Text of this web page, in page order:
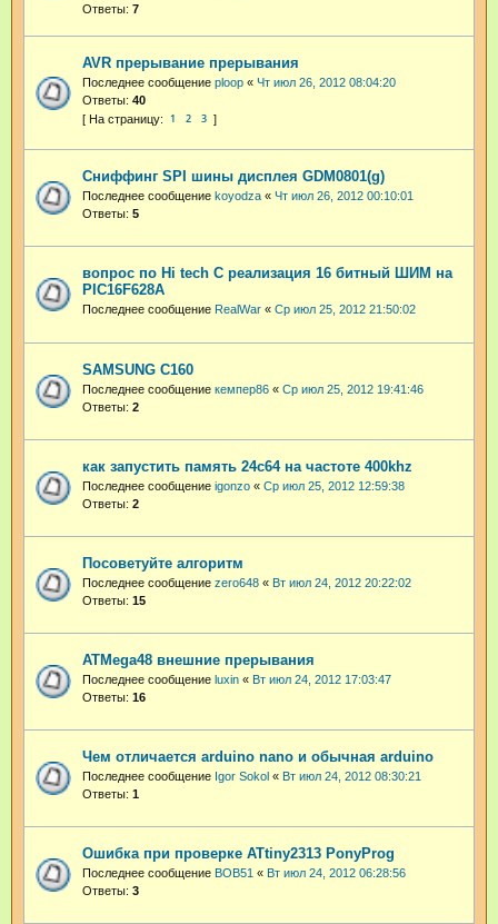
Ответы: 7
AVR прерывание прерывания
Последнее сообщение ploop « Чт июл 26, 2012 08:04:20
Ответы: 40
1 2 3
Сниффинг SPI шины дисплея GDM0801(g)
Последнее сообщение koyodza « Чт июл 26, 2012 00:10:01
Ответы: 5
вопрос по Hi tech С реализация 16 битный ШИМ на
PIC16F628A
Последнее сообщение RealWar « Ср июл 25, 2012 21:50:02
SAMSUNG C160
Последнее сообщение кемпер86 « Ср июл 25, 2012 19:41:46
Ответы: 2
как запустить память 24с64 на частоте 400khz
Последнее сообщение igonzo « Ср июл 25, 2012 12:59:38
Ответы: 2
Посоветуйте алгоритм
Последнее сообщение zero648 « Вт июл 24, 2012 20:22:02
Ответы: 15
ATMega48 внешние прерывания
Последнее сообщение luxin « Вт июл 24, 2012 17:03:47
Ответы: 16
Чем отличается arduino nano и обычная arduino
Последнее сообщение Igor Sokol « Вт июл 24, 2012 08:30:21
Ответы: 1
Ошибка при проверке ATtiny2313 PonyProg
Последнее сообщение BOB51 « Вт июл 24, 2012 06:28:56
Ответы: 3